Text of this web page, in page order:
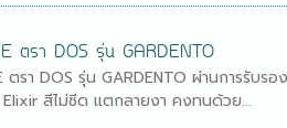
ตรา DOS รุ่น GARDENTO
ตรา DOS รุ่น GARDENTO ผ่านการรับ
สีไม่ซีด แตกลายงา คงทนด้วย...